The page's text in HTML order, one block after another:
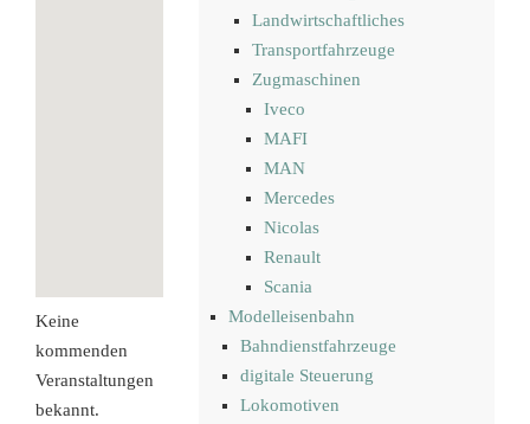
Keine
kommenden
Veranstaltungen
bekannt.
Landwirtschaftliches
Transportfahrzeuge
Zugmaschinen
Iveco
MAFI
MAN
Mercedes
Nicolas
Renault
Scania
Modelleisenbahn
Bahndienstfahrzeuge
digitale Steuerung
Lokomotiven